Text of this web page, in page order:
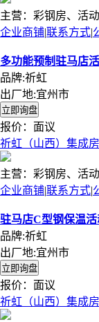
主营：彩钢房、活
企业商铺|联系方式|
多功能预制驻马店
品牌:祈虹
出厂地:宜州市
报价： 面议
祈虹（山西）集成
主营：彩钢房、活
企业商铺|联系方式|
驻马店C型钢保温
品牌:祈虹
出厂地:宜州市
报价： 面议
祈虹（山西）集成